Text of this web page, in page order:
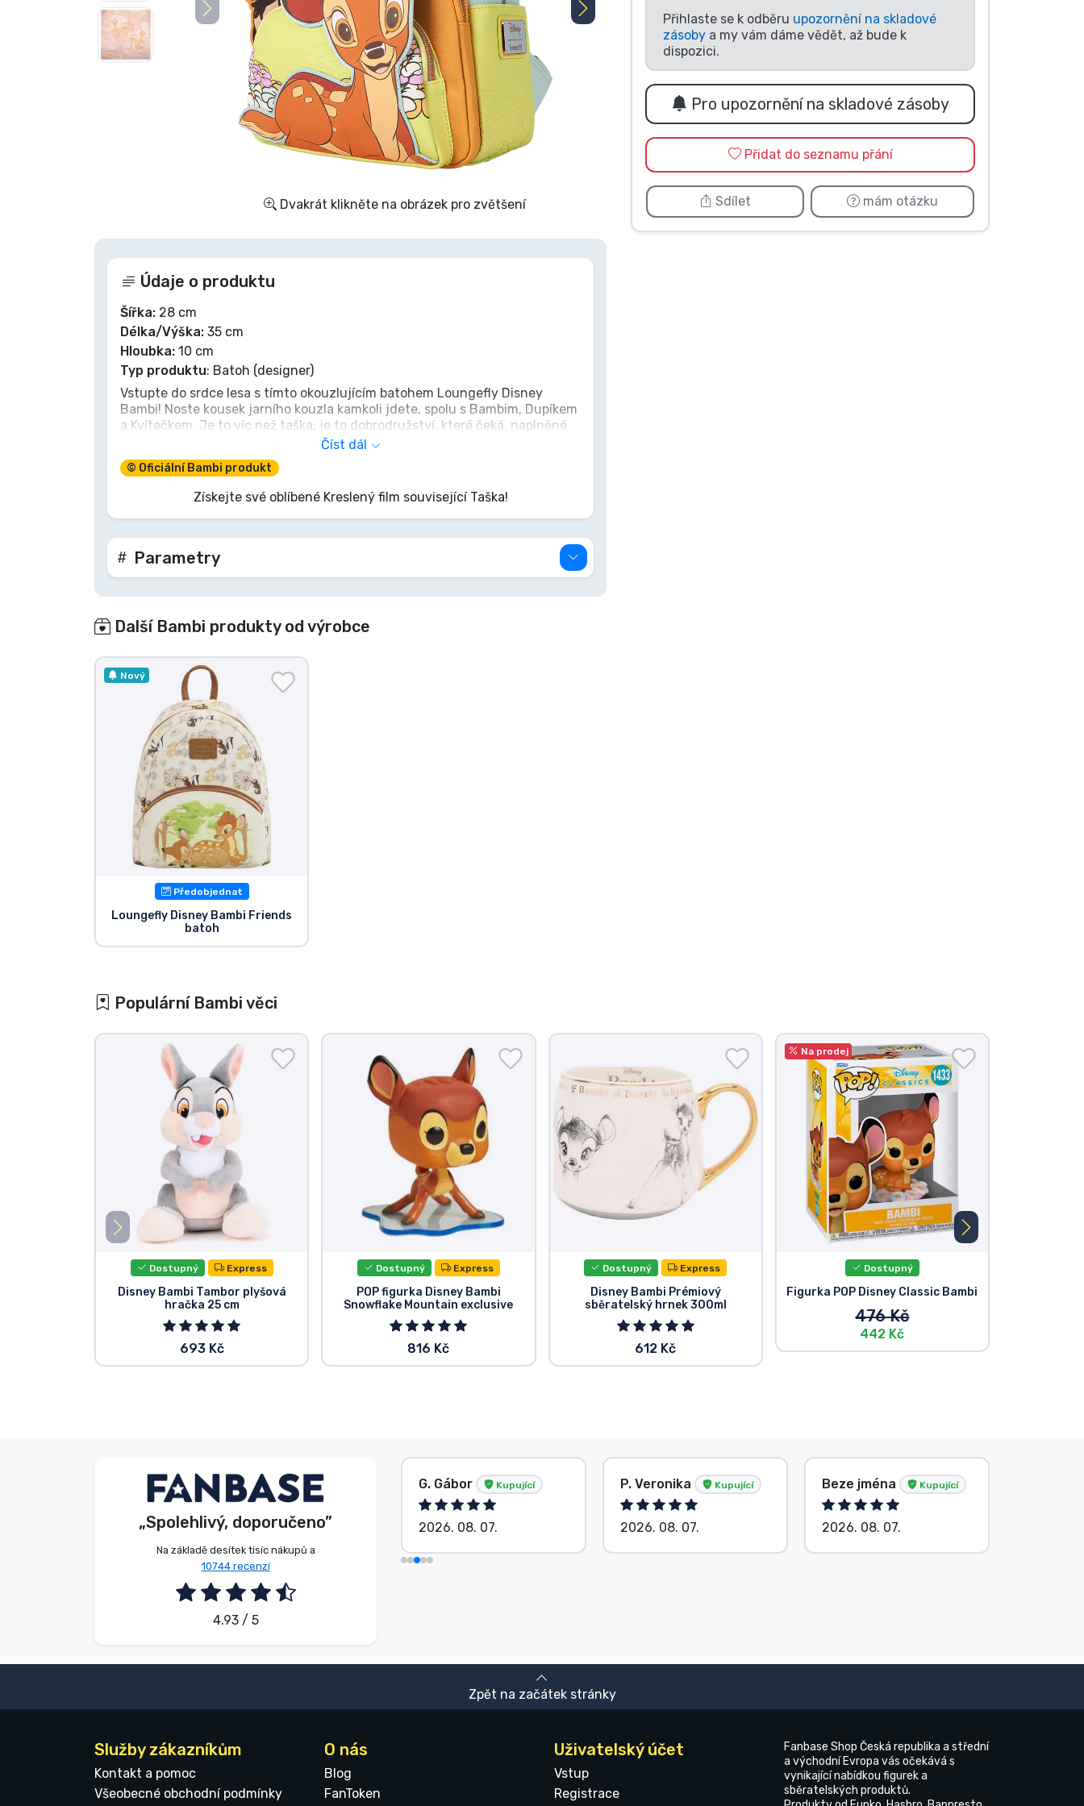
Dvakrát klikněte na obrázek pro zvětšení
Přihlaste se k odběru upozornění na skladové
zásoby a my vám dáme vědět, až bude k
dispozici.
Pro upozornění na skladové zásoby
Přidat do seznamu přání
Sdílet mám otázku
Údaje o produktu
Šířka: 28 cm
Délka/Výška: 35 cm
Hloubka: 10 cm
Typ produktu: Batoh (designer)
Vstupte do srdce lesa s tímto okouzlujícím batohem Loungefly Disney
Bambi! Noste kousek jarního kouzla kamkoli jdete, spolu s Bambim, Dupíkem
a Kvítečkem. Je to víc než taška; je to dobrodružství, které čeká, naplněné
jemným šepotem lesa a radostí z opravdového přátelství. Perfektní pro ty,
kdo věří v prosté zázraky a nosí s sebou každý den kousek kouzla lesního
prince. Odpovíte na volání louky?
Číst dál
© Oficiální Bambi produkt
Získejte své oblíbené Kreslený film související Taška!
Parametry
Další Bambi produkty od výrobce
Nový
Předobjednat
Loungefly Disney Bambi Friends
batoh
Populární Bambi věci
Dostupný Express
Disney Bambi Tambor plyšová
hračka 25 cm
693 Kč
Dostupný Express
POP figurka Disney Bambi
Snowflake Mountain exclusive
816 Kč
Dostupný Express
Disney Bambi Prémiový
sběratelský hrnek 300ml
612 Kč
Na prodej
Dostupný
Figurka POP Disney Classic Bambi
476 Kč
442 Kč
„Spolehlivý, doporučeno”
Na základě desítek tisíc nákupů a
10744 recenzí
4.93 / 5
Beze jména Kupující
2026. 08. 07.
G. Gábor Kupující
2026. 08. 07.
P. Veronika Kupující
2026. 08. 07.
Beze jména Kupující
2026. 08. 07.
Zpět na začátek stránky
Služby zákazníkům
Kontakt a pomoc
Všeobecné obchodní podmínky
O nás
Blog
FanToken
Uživatelský účet
Vstup
Registrace
Fanbase Shop Česká republika a střední
a východní Evropa vás očekává s
vynikající nabídkou figurek a
sběratelských produktů.
Seriálové věci
Sportovní věci
Hudební věci
Typy produktů